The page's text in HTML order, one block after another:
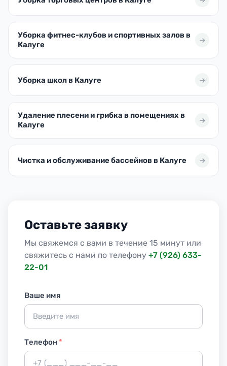
Уборка фитнес-клубов и спортивных залов в
Калуге
Уборка школ в Калуге
Удаление плесени и грибка в помещениях в
Калуге
Чистка и обслуживание бассейнов в Калуге
Оставьте заявку
Мы свяжемся с вами в течение 15 минут или
свяжитесь с нами по телефону +7 (926) 633-
22-01
Ваше имя
Телефон*